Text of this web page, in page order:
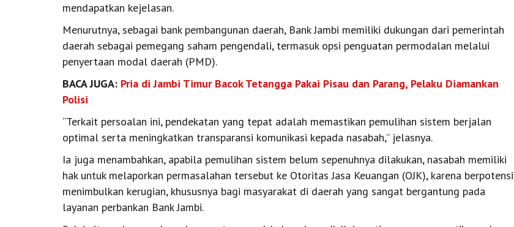
mendapatkan kejelasan.
Menurutnya, sebagai bank pembangunan daerah, Bank Jambi memiliki dukungan dari pemerintah
daerah sebagai pemegang saham pengendali, termasuk opsi penguatan permodalan melalui
penyertaan modal daerah (PMD).
BACA JUGA: Pria di Jambi Timur Bacok Tetangga Pakai Pisau dan Parang, Pelaku Diamankan
Polisi
“Terkait persoalan ini, pendekatan yang tepat adalah memastikan pemulihan sistem berjalan
optimal serta meningkatkan transparansi komunikasi kepada nasabah,” jelasnya.
Ia juga menambahkan, apabila pemulihan sistem belum sepenuhnya dilakukan, nasabah memiliki
hak untuk melaporkan permasalahan tersebut ke Otoritas Jasa Keuangan (OJK), karena berpotensi
menimbulkan kerugian, khususnya bagi masyarakat di daerah yang sangat bergantung pada
layanan perbankan Bank Jambi.